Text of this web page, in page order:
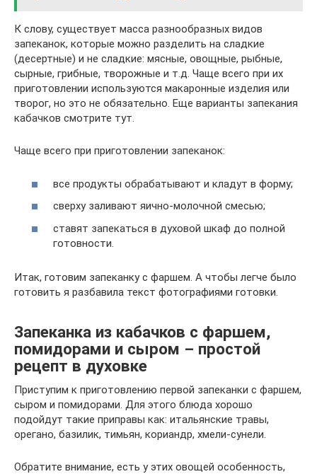
К слову, существует масса разнообразных видов
запеканок, которые можно разделить на сладкие
(десертные) и не сладкие: мясные, овощные, рыбные,
сырные, грибные, творожные и т.д. Чаще всего при их
приготовлении используются макаронные изделия или
творог, но это не обязательно. Еще варианты запекания
кабачков смотрите тут.
Чаще всего при приготовлении запеканок:
все продукты обрабатывают и кладут в форму;
сверху заливают яично-молочной смесью;
ставят запекаться в духовой шкаф до полной
готовности.
Итак, готовим запеканку с фаршем. А чтобы легче было
готовить я разбавила текст фотографиями готовки.
Запеканка из кабачков с фаршем,
помидорами и сыром – простой
рецепт в духовке
Приступим к приготовлению первой запеканки с фаршем,
сыром и помидорами. Для этого блюда хорошо
подойдут такие приправы как: итальянские травы,
орегано, базилик, тимьян, кориандр, хмели-сунели.
Обратите внимание, есть у этих овощей особенность,